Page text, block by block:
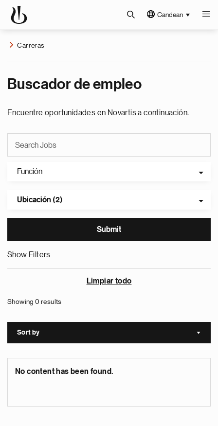
Candean
Carreras
Buscador de empleo
Encuentre oportunidades en Novartis a continuación.
Función
Ubicación (2)
Show Filters
Limpiar todo
Showing 0 results
Sort by Sort
No content has been found.